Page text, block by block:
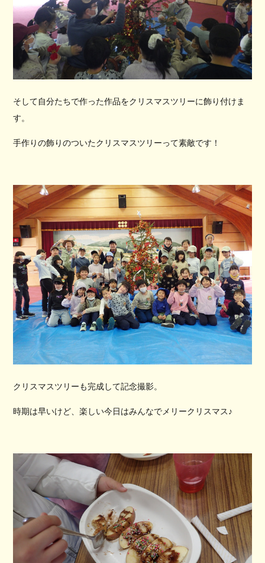
そして自分たちで作った作品をクリスマスツリーに飾り付けま
す。
手作りの飾りのついたクリスマスツリーって素敵です！
クリスマスツリーも完成して記念撮影。
時期は早いけど、楽しい今日はみんなでメリークリスマス♪